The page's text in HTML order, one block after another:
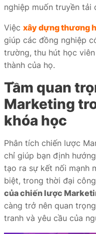
nghiệp muốn truyền tải
Việc xây dựng thương
giúp các đồng nghiệp
trường, thu hút học
thành của họ.
Tầm quan
Marketing
khóa học
Phân tích chiến lược
chỉ giúp bạn định
tạo ra sự kết nối mạnh
biệt, trong thời đại
của chiến lược
càng trở nên quan
tranh và yêu cầu của